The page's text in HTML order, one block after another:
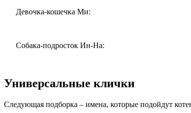
Девочка-кошечка Ми:
Собака-подросток Ин-На:
Универсальные клички
Следующая подборка – имена, которые подойдут